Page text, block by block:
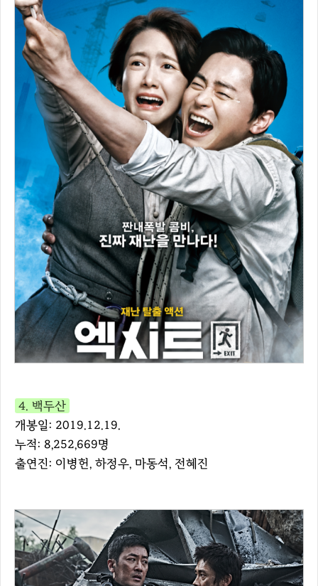
4. 백두산
개봉일: 2019.12.19.
누적: 8,252,669명
출연진: 이병헌, 하정우, 마동석, 전혜진